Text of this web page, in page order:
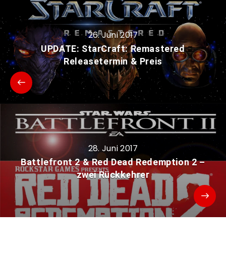
26. Juni 2017
UPDATE: StarCraft: Remastered
Releasetermin & Preis
28. Juni 2017
Battlefront 2 & Red Dead Redemption 2 –
zwei Rückkehrer